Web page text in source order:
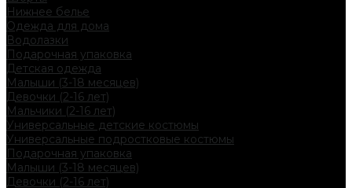
Нижнее белье
Одежда для дома
Водолазки
Подарочная упаковка
Детская одежда
Малыши (3-18 месяцев)
Девочки (2-16 лет)
Мальчики (2-16 лет)
Универсальные детские костюмы
Универсальные подростковые костюмы
Подарочная упаковка
Малыши (3-18 месяцев)
Девочки (2-16 лет)